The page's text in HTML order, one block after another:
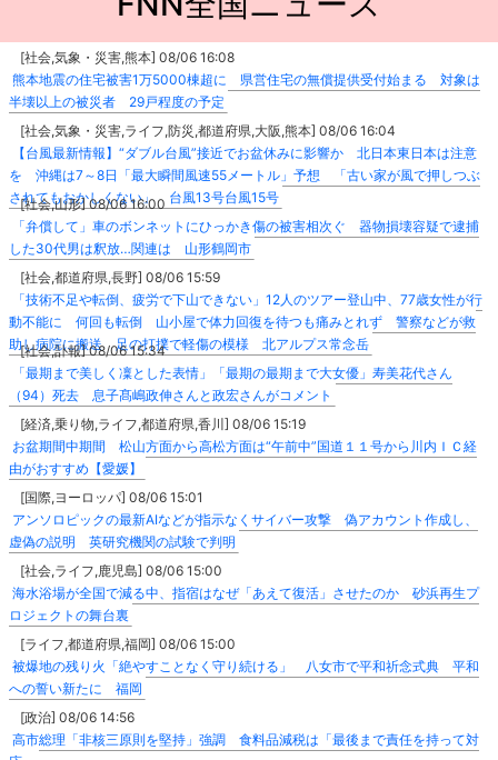
[社会,気象・災害,熊本] 08/06 16:08
熊本地震の住宅被害1万5000棟超に 県営住宅の無償提供受付始まる 対象は
半壊以上の被災者 29戸程度の予定
[社会,気象・災害,ライフ,防災,都道府県,大阪,熊本] 08/06 16:04
【台風最新情報】“ダブル台風”接近でお盆休みに影響か 北日本東日本は注意
を 沖縄は7～8日「最大瞬間風速55メートル」予想 「古い家が風で押しつぶ
されてもおかしくない」 台風13号台風15号
[社会,山形] 08/06 16:00
「弁償して」車のボンネットにひっかき傷の被害相次ぐ 器物損壊容疑で逮捕
した30代男は釈放…関連は 山形鶴岡市
[社会,都道府県,長野] 08/06 15:59
「技術不足や転倒、疲労で下山できない」12人のツアー登山中、77歳女性が行
動不能に 何回も転倒 山小屋で体力回復を待つも痛みとれず 警察などが救
助し病院に搬送 足の打撲で軽傷の模様 北アルプス常念岳
[社会,訃報] 08/06 15:34
「最期まで美しく凜とした表情」「最期の最期まで大女優」寿美花代さん
（94）死去 息子髙嶋政伸さんと政宏さんがコメント
[経済,乗り物,ライフ,都道府県,香川] 08/06 15:19
お盆期間中期間 松山方面から高松方面は“午前中”国道１１号から川内ＩＣ経
由がおすすめ【愛媛】
[国際,ヨーロッパ] 08/06 15:01
アンソロピックの最新AIなどが指示なくサイバー攻撃 偽アカウント作成し、
虚偽の説明 英研究機関の試験で判明
[社会,ライフ,鹿児島] 08/06 15:00
海水浴場が全国で減る中、指宿はなぜ「あえて復活」させたのか 砂浜再生プ
ロジェクトの舞台裏
[ライフ,都道府県,福岡] 08/06 15:00
被爆地の残り火「絶やすことなく守り続ける」 八女市で平和祈念式典 平和
への誓い新たに 福岡
[政治] 08/06 14:56
高市総理「非核三原則を堅持」強調 食料品減税は「最後まで責任を持って対